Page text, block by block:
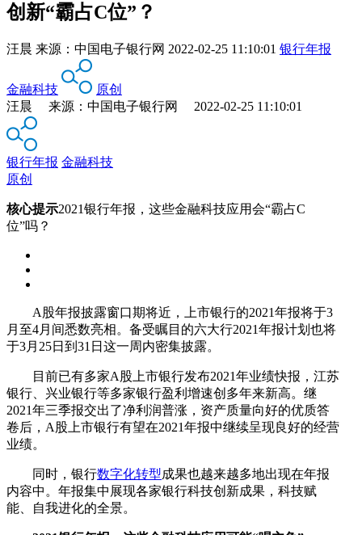
创新“霸占C位”？
汪晨 来源： 中国电子银行网 2022-02-25 11:10:01 银行年报
金融科技
原创
汪晨 来源：中国电子银行网 2022-02-25 11:10:01
银行年报 金融科技
原创
核心提示2021银行年报，这些金融科技应用会“霸占C
位”吗？
A股年报披露窗口期将近，上市银行的2021年报将于3
月至4月间悉数亮相。备受瞩目的六大行2021年报计划也将
于3月25日到31日这一周内密集披露。
目前已有多家A股上市银行发布2021年业绩快报，江苏
银行、兴业银行等多家银行盈利增速创多年来新高。继
2021年三季报交出了净利润普涨，资产质量向好的优质答
卷后，A股上市银行有望在2021年报中继续呈现良好的经营
业绩。
同时，银行数字化转型成果也越来越多地出现在年报
内容中。年报集中展现各家银行科技创新成果，科技赋
能、自我进化的全景。